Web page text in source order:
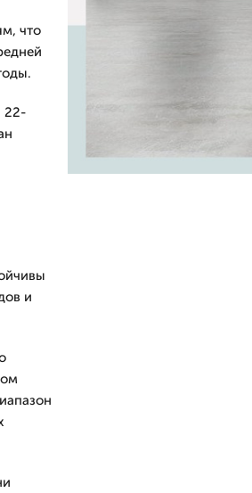
что
22-
и